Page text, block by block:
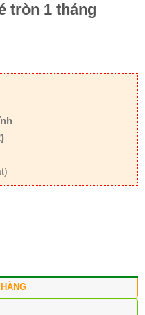
tròn 1 tháng